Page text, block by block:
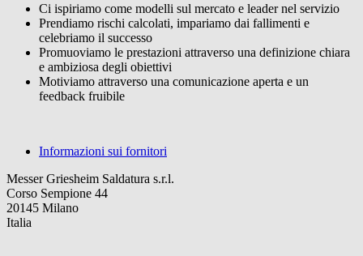
Ci ispiriamo come modelli sul mercato e leader nel servizio
Prendiamo rischi calcolati, impariamo dai fallimenti e
celebriamo il successo
Promuoviamo le prestazioni attraverso una definizione chiara
e ambiziosa degli obiettivi
Motiviamo attraverso una comunicazione aperta e un
feedback fruibile
Informazioni sui fornitori
Messer Griesheim Saldatura s.r.l.
Corso Sempione 44
20145 Milano
Italia